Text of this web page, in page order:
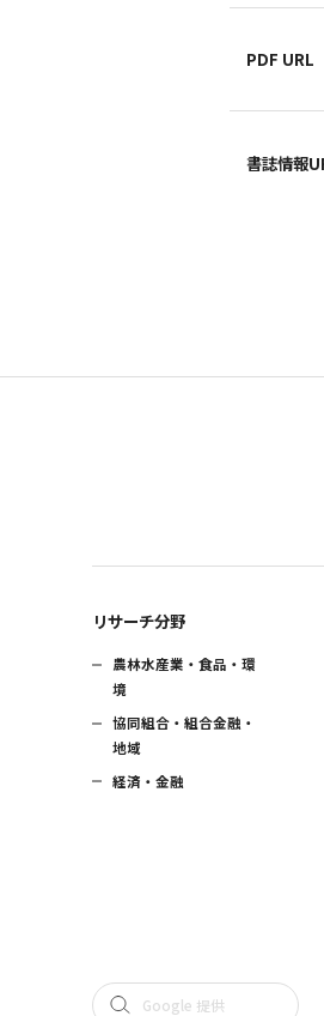
PDF URL
書誌情報
リサーチ分野
農林水産業・食品・環
境
協同組合・組合金融・
地域
経済・金融